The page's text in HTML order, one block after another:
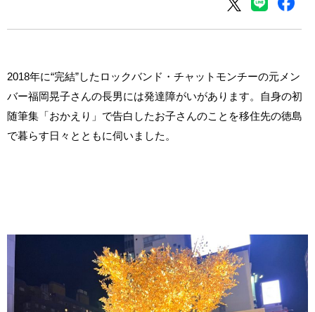
2018年に“完結”したロックバンド・チャットモンチーの元メン
バー福岡晃子さんの長男には発達障がいがあります。自身の初
随筆集「おかえり」で告白したお子さんのことを移住先の徳島
で暮らす日々とともに伺いました。